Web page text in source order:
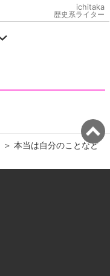
ichitaka
歴史系ライター
＞ 本当は自分のことなど